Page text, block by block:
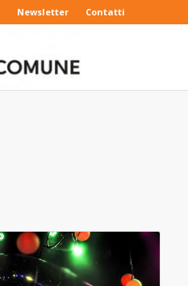
Newsletter Contatti